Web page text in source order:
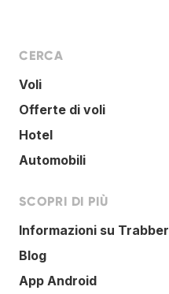
CERCA
Voli
Offerte di voli
Hotel
Automobili
SCOPRI DI PIÙ
Informazioni su Trabber
Blog
App Android